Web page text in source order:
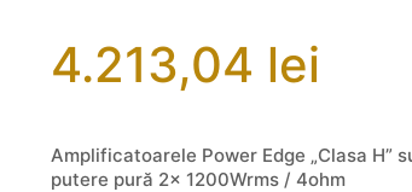
4.213,04 lei
Amplificatoarele Power Edge „Clasa H”
putere pură 2x 1200Wrms / 4ohm